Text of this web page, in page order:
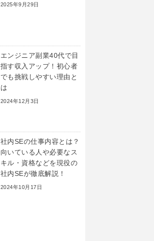
2025年9月29日
エンジニア副業40代で目
指す収入アップ！初心者
でも挑戦しやすい理由と
は
2024年12月3日
社内SEの仕事内容とは？
向いている人や必要なス
キル・資格などを現役の
社内SEが徹底解説！
2024年10月17日